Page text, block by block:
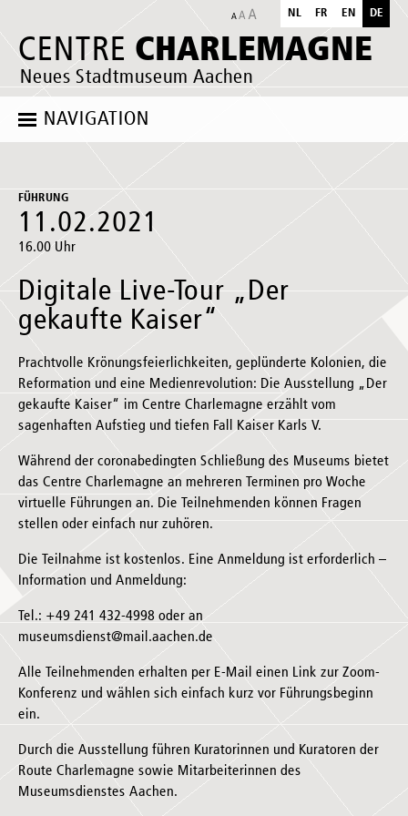
CENTRE CHARLEMAGNE
Neues Stadtmuseum Aachen
NL FR EN DE
NAVIGATION
FÜHRUNG
11.02.2021
16.00 Uhr
Digitale Live-Tour „Der
gekaufte Kaiser“
Prachtvolle Krönungsfeierlichkeiten, geplünderte Kolonien, die
Reformation und eine Medienrevolution: Die Ausstellung „Der
gekaufte Kaiser“ im Centre Charlemagne erzählt vom
sagenhaften Aufstieg und tiefen Fall Kaiser Karls V.
Während der coronabedingten Schließung des Museums bietet
das Centre Charlemagne an mehreren Terminen pro Woche
virtuelle Führungen an. Die Teilnehmenden können Fragen
stellen oder einfach nur zuhören.
Die Teilnahme ist kostenlos. Eine Anmeldung ist erforderlich –
Information und Anmeldung:
Tel.: +49 241 432-4998 oder an
museumsdienst@mail.aachen.de
Alle Teilnehmenden erhalten per E-Mail einen Link zur Zoom-
Konferenz und wählen sich einfach kurz vor Führungsbeginn
ein.
Durch die Ausstellung führen Kuratorinnen und Kuratoren der
Route Charlemagne sowie Mitarbeiterinnen des
Museumsdienstes Aachen.